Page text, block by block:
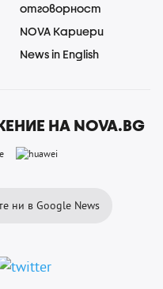
отговорност
NOVA Кариери
News in English
НА NOVA.BG
ни в Google News